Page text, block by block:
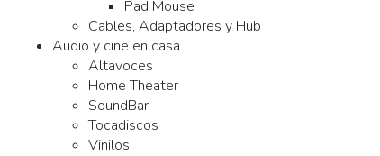
Pad Mouse
Cables, Adaptadores y Hub
Audio y cine en casa
Altavoces
Home Theater
SoundBar
Tocadiscos
Vinilos